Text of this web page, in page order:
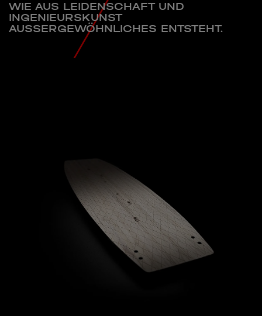
WIE AUS LEIDENSCHAFT UND
INGENIEURSKUNST
AUSSERGEWÖHNLICHES ENTSTEHT.